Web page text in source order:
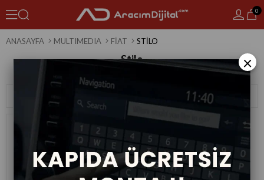
0
ANASAYFA MULTIMEDIA FIAT STILO
Stilo
Filtreleme
×